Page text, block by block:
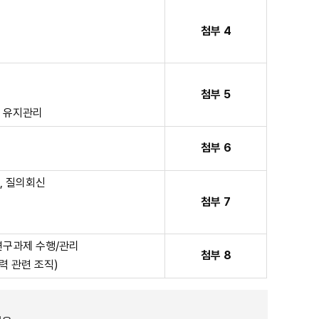
첨부 4
지관리
첨부 5
첨부 6
질의회신
첨부 7
과제 수행/관리
관련 조직)
첨부 8